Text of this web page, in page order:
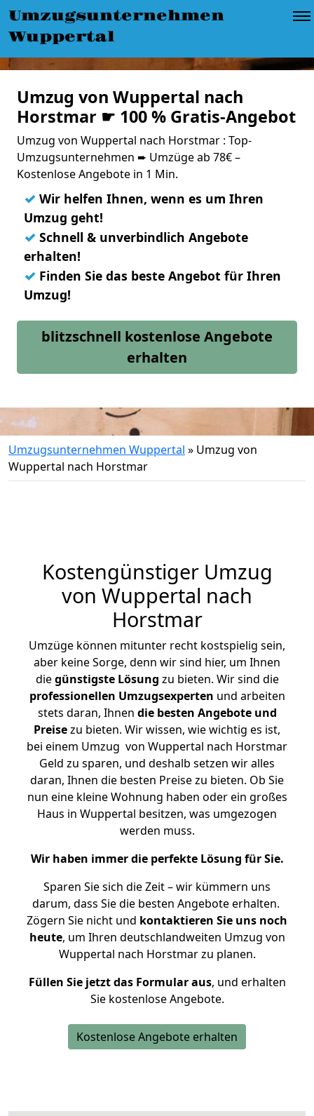
Umzugsunternehmen
Wuppertal
Umzug von Wuppertal nach
Horstmar ☛ 100 % Gratis-Angebot
Umzug von Wuppertal nach Horstmar : Top-
Umzugsunternehmen ➨ Umzüge ab 78€ –
Kostenlose Angebote in 1 Min.
✓ Wir helfen Ihnen, wenn es um Ihren
Umzug geht!
✓ Schnell & unverbindlich Angebote
erhalten!
✓ Finden Sie das beste Angebot für Ihren
Umzug!
blitzschnell kostenlose Angebote
erhalten
Umzugsunternehmen Wuppertal » Umzug von
Wuppertal nach Horstmar
Kostengünstiger Umzug
von Wuppertal nach
Horstmar
Umzüge können mitunter recht kostspielig sein,
aber keine Sorge, denn wir sind hier, um Ihnen
diegünstigste Lösung zu bieten. Wir sind die
professionellen Umzugsexperten und arbeiten
stets daran, Ihnen die besten Angebote und
Preisezu bieten. Wir wissen, wie wichtig es ist,
bei einem Umzug von Wuppertal nach Horstmar
Geld zu sparen, und deshalb setzen wir alles
daran, Ihnen die besten Preise zu bieten. Ob Sie
nun eine kleine Wohnung haben oder ein großes
Haus in Wuppertal besitzen, was umgezogen
werden muss.
Wir haben immer die perfekte Lösung für Sie.
Sparen Sie sich die Zeit – wir kümmern uns
darum, dass Sie die besten Angebote erhalten.
Zögern Sie nicht und kontaktieren Sie uns noch
heute, um Ihren deutschlandweiten Umzug von
Wuppertal nach Horstmar zu planen.
Füllen Sie jetzt das Formular aus, und erhalten
Sie kostenlose Angebote.
Kostenlose Angebote erhalten